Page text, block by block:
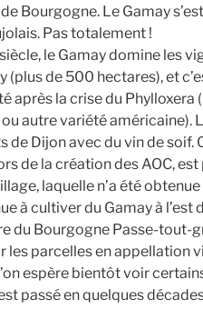
Bourgogne. Le Gamay
Pas totalement !
siècle, le Gamay domine les
(plus de 500 hectares), et
après la crise du Phylloxera
ou autre variété américaine).
Dijon avec du vin de soif.
de la création des AOC,
laquelle n’a été obtenue
à cultiver du Gamay à l’est
du Bourgogne Passe-tout-
les parcelles en appellation
espère bientôt voir
passé en quelques